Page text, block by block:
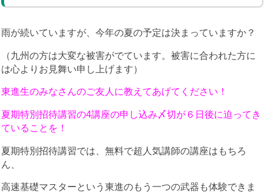
雨が続いていますが、今年の夏の予定は決まっていますか？
（九州の方は大変な被害がでています。被害に合われた方に
は心よりお見舞い申し上げます）
東進生のみなさんのご友人に教えてあげてください！
夏期特別招待講習の4講座の申し込み〆切が６日後に迫ってき
ていることを！
夏期特別招待講習では、無料で超人気講師の講座はもちろ
ん、
高速基礎マスターという東進のもう一つの武器も体験できま